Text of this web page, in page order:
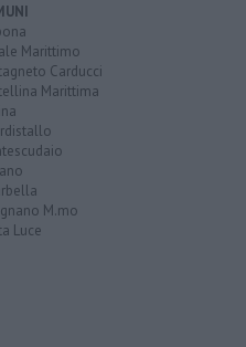
Marittimo
Carducci
Marittima
M.mo
Luce